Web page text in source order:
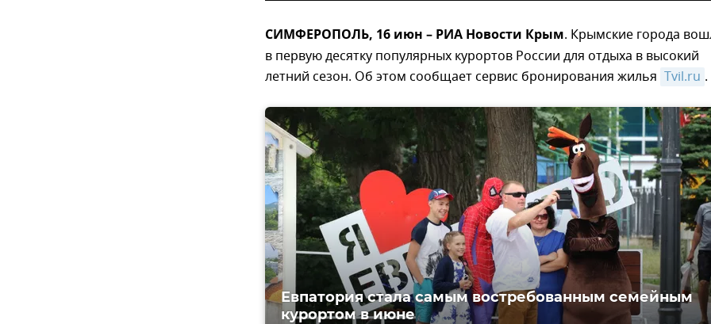
СИМФЕРОПОЛЬ, 16 июн – РИА Новости Крым. Крымские города
в первую десятку популярных курортов России для отдыха в высокий
летний сезон. Об этом сообщает сервис бронирования жилья Tvil.ru .
Евпатория стала самым востребованным семейным
курортом в июне